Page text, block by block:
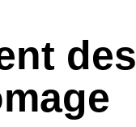
des